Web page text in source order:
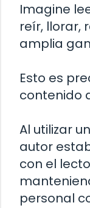
Imagine
reír, llorar,
amplia
Esto es
contenido
Al utilizar
autor
con el
personal